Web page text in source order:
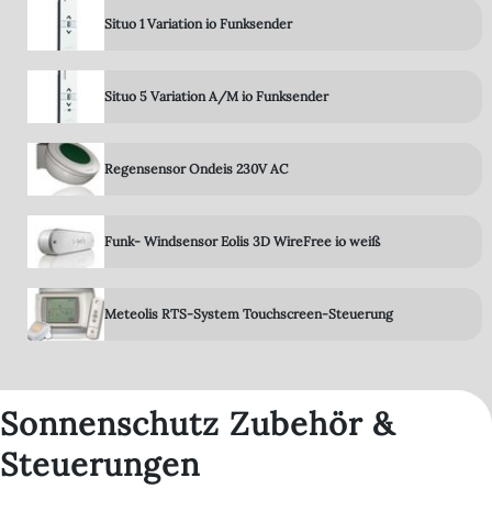
Situo 1 Variation io Funksender
Situo 5 Variation A/M io Funksender
Regensensor Ondeis 230V AC
Funk- Windsensor Eolis 3D WireFree io weiß
Meteolis RTS-System Touchscreen-Steuerung
Sonnenschutz Zubehör &
Steuerungen